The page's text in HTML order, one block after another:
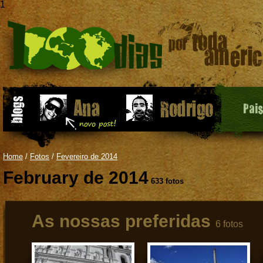
1
Home / Fotos / Fevereiro de 2014
February de 2014 633 fotos
As nossas preferidas 6 fotos